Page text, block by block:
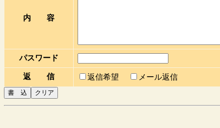
内 容
パスワード
返 信 返信希望 メール返信